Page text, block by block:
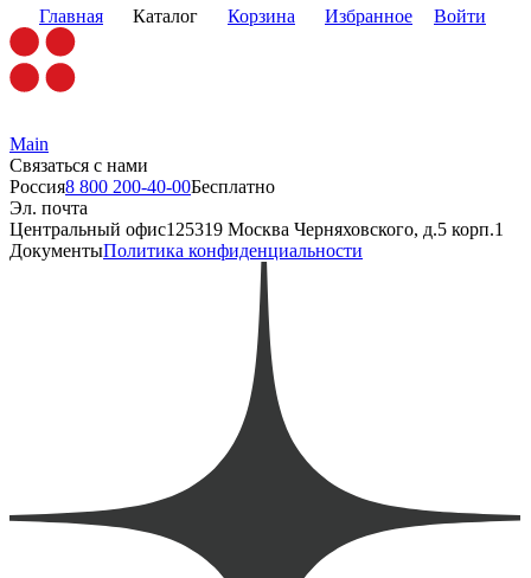
Главная Каталог Корзина Избранное Войти
Main
Связаться с нами
Россия8 800 200-40-00Бесплатно
Эл. почта
Центральный офис125319 Москва Черняховского, д.5 корп.1
ДокументыПолитика конфиденциальности